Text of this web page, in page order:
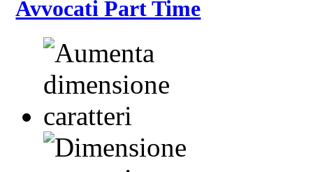
Avvocati Part Time